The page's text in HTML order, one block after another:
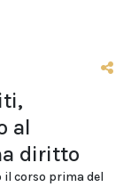
al
diritto
corso prima del